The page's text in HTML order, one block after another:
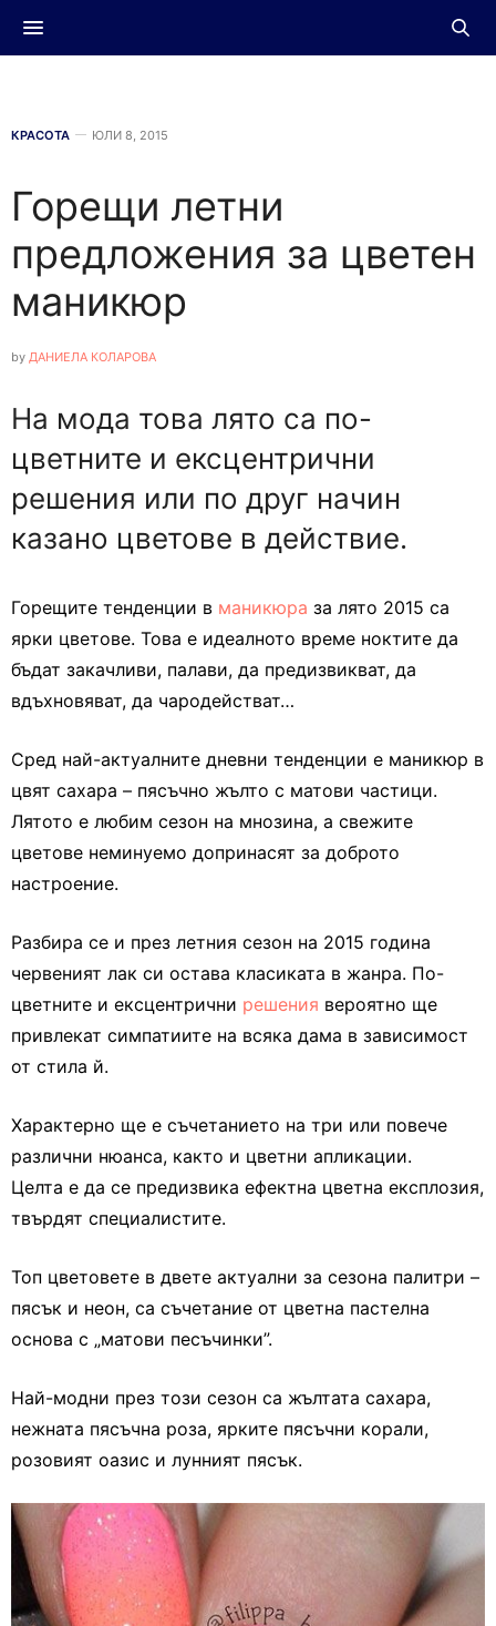
КРАСОТА ЮЛИ 8, 2015
Горещи летни
предложения за цветен
маникюр
by ДАНИЕЛА КОЛАРОВА
На мода това лято са по-
цветните и ексцентрични
решения или по друг начин
казано цветове в действие.
Горещите тенденции в маникюра за лято 2015 са
ярки цветове. Това е идеалното време ноктите да
бъдат закачливи, палави, да предизвикват, да
вдъхновяват, да чародействат…
Сред най-актуалните дневни тенденции е маникюр в
цвят сахара – пясъчно жълто с матови частици.
Лятото е любим сезон на мнозина, а свежите
цветове неминуемо допринасят за доброто
настроение.
Разбира се и през летния сезон на 2015 година
червеният лак си остава класиката в жанра. По-
цветните и ексцентрични решения вероятно ще
привлекат симпатиите на всяка дама в зависимост
от стила й.
Характерно ще е съчетанието на три или повече
различни нюанса, както и цветни апликации.
Целта е да се предизвика ефектна цветна експлозия,
твърдят специалистите.
Топ цветовете в двете актуални за сезона палитри –
пясък и неон, са съчетание от цветна пастелна
основа с „матови песъчинки”.
Най-модни през този сезон са жълтата сахара,
нежната пясъчна роза, ярките пясъчни корали,
розовият оазис и лунният пясък.